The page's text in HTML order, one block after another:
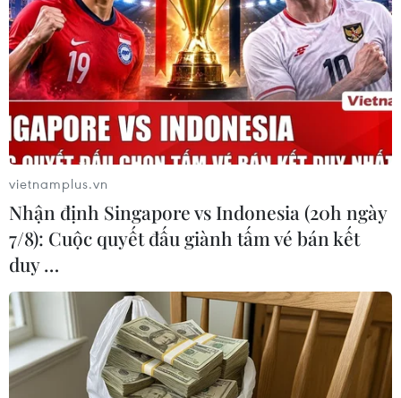
TIN LIÊN QUAN
vietnamplus.vn
Nhận định Singapore vs Indonesia (20h ngày
7/8): Cuộc quyết đấu giành tấm vé bán kết
duy …